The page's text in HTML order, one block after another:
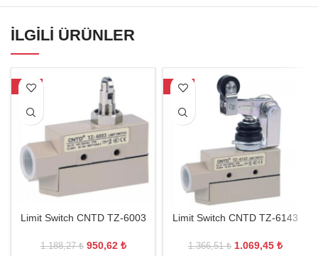
İLGILI ÜRÜNLER
-20%
Limit Switch CNTD TZ-6003
1.188,27₺ 950,62 ₺
-22%
Limit Switch CNTD TZ-6143
1.366,51₺ 1.069,45 ₺